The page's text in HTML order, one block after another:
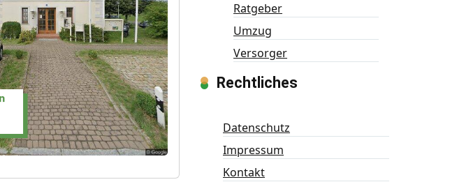
Ratgeber
Umzug
Versorger
Rechtliches
Datenschutz
Impressum
Kontakt